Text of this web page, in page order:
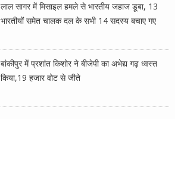
लाल सागर में मिसाइल हमले से भारतीय जहाज डूबा, 13
भारतीयों समेत चालक दल के सभी 14 सदस्य बचाए गए
बांकीपुर में प्रशांत किशोर ने बीजेपी का अभेद्य गढ़ ध्वस्त
किया,19 हजार वोट से जीते